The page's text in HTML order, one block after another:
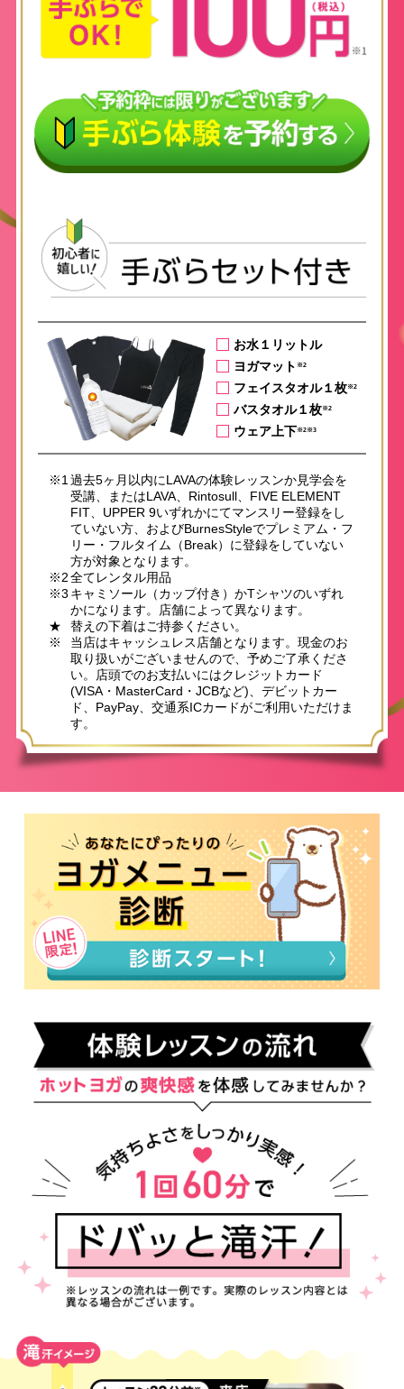
お水１リットル
ヨガマット ※2
フェイスタオル１枚※2
バスタオル１枚※2
ウェア上下※2※3
※1 過去5ヶ月以内にLAVAの体験レッスンか見学会を
受講、またはLAVA、Rintosull、FIVE ELEMENT
FIT、UPPER 9いずれかにてマンスリー登録をし
ていない方、およびBurnesStyleでプレミアム・フ
リー・フルタイム（Break）に登録をしていない
方が対象となります。
※2全てレンタル用品
※3 キャミソール（カップ付き）かTシャツのいずれ
かになります。店舗によって異なります。
★
替えの下着はご持参ください。
※
当店はキャッシュレス店舗となります。現金のお
取り扱いがございませんので、予めご了承くださ
い。店頭でのお支払いにはクレジットカード
(VISA・MasterCard・JCBなど)、デビットカー
ド、PayPay、交通系ICカードがご利用いただけま
す。